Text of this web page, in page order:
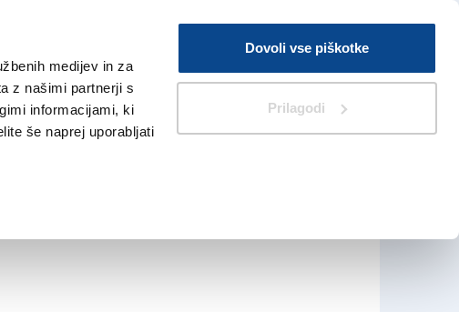
medijev in za
z našimi partnerji s
informacijami, ki
še naprej uporabljati
Dovoli vse piškotke
Prilagodi
V Kioskih
Iskanje
ŠE